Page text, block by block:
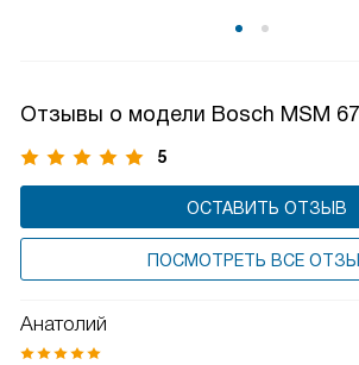
Отзывы о модели Bosch MSM
5
ОСТАВИТЬ ОТЗЫВ
ПОСМОТРЕТЬ ВСЕ
Анатолий